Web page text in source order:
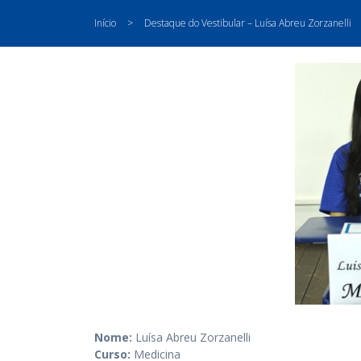
Início > Destaque do Vestibular – Luísa Abreu Zorzanelli
Nome: Luísa Abreu Zorzanelli
Curso: Medicina